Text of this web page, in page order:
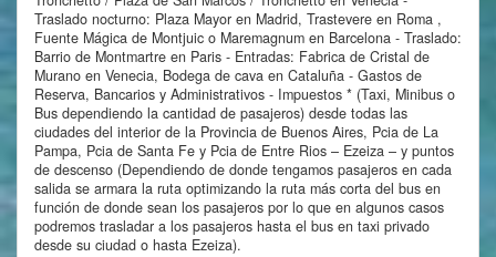
Traslado nocturno: Plaza Mayor en Madrid, Trastevere en Roma ,
Fuente Mágica de Montjuic o Maremagnum en Barcelona - Traslado:
Barrio de Montmartre en Paris - Entradas: Fabrica de Cristal de
Murano en Venecia, Bodega de cava en Cataluña - Gastos de
Reserva, Bancarios y Administrativos - Impuestos * (Taxi, Minibus o
Bus dependiendo la cantidad de pasajeros) desde todas las
ciudades del interior de la Provincia de Buenos Aires, Pcia de La
Pampa, Pcia de Santa Fe y Pcia de Entre Rios – Ezeiza – y puntos
de descenso (Dependiendo de donde tengamos pasajeros en cada
salida se armara la ruta optimizando la ruta más corta del bus en
función de donde sean los pasajeros por lo que en algunos casos
podremos trasladar a los pasajeros hasta el bus en taxi privado
desde su ciudad o hasta Ezeiza).